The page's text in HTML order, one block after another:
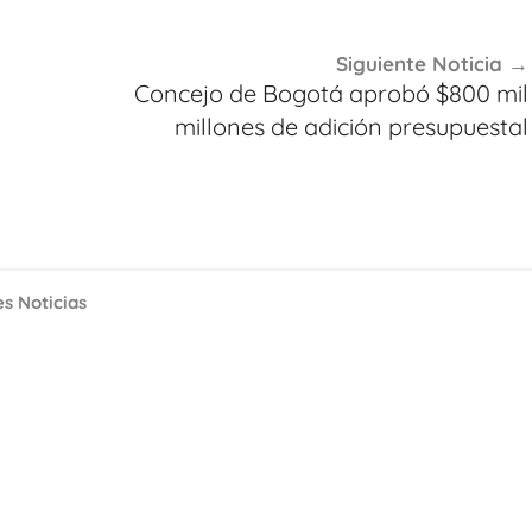
Siguiente Noticia
Concejo de Bogotá aprobó $800 mil
millones de adición presupuestal
Noticias